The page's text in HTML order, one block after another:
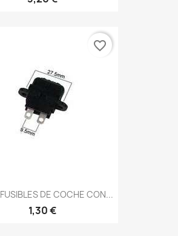
DE COCHE CON...
1,30 €
favorite_border